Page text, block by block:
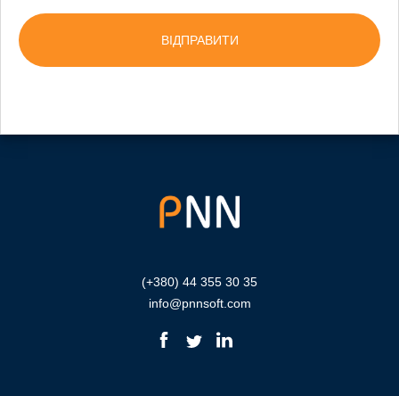
(+380) 44 355 30 35
info@pnnsoft.com